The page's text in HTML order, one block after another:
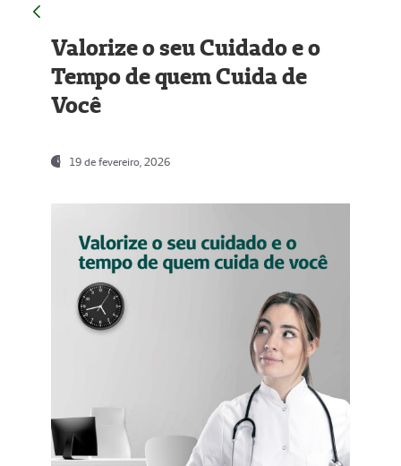
Valorize o seu Cuidado e o
Tempo de quem Cuida de
Você
19 de fevereiro, 2026